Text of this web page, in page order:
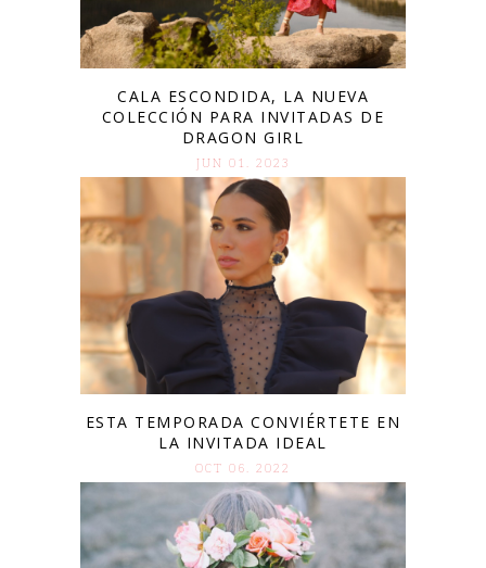
CALA ESCONDIDA, LA NUEVA
COLECCIÓN PARA INVITADAS DE
DRAGON GIRL
JUN 01. 2023
ESTA TEMPORADA CONVIÉRTETE EN
LA INVITADA IDEAL
OCT 06. 2022